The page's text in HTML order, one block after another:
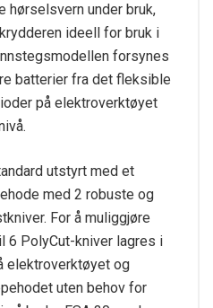
hørselsvern under bruk,
ideell for bruk i
forsynes
batterier fra det fleksible
på elektroverktøyet
utstyrt med et
med 2 robuste og
For å muliggjøre
6 PolyCut-kniver lagres i
elektroverktøyet og
uten behov for